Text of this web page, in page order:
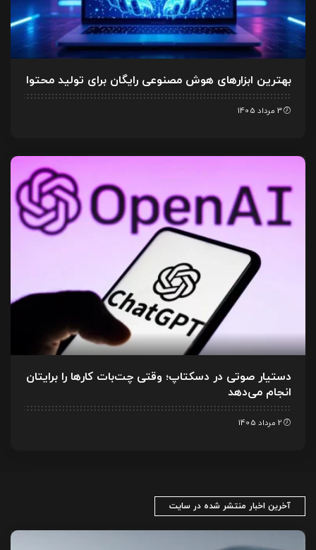
بهترین ابزارهای هوش مصنوعی رایگان برای تولید محتوا
3 مرداد 1405
دستیار صوتی در دسکتاپ؛ وقتی چت‌بات کارها را برایتان
انجام می‌دهد
2 مرداد 1405
آخرین اخبار منتشر شده در سایت